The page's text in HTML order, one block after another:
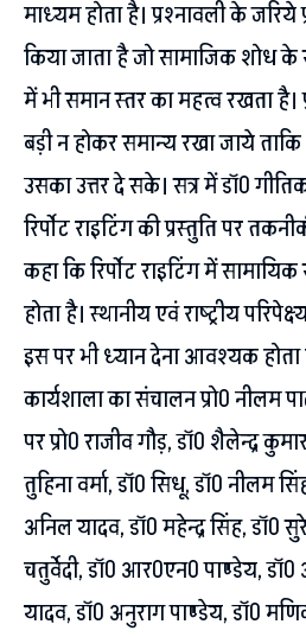
माध्यम होता है। प्रश्नावली के जरिये
किया जाता है जो सामाजिक शोध के
में भी समान स्तर का महत्व रखता है।
बड़ी न होकर समान्य रखा जाये ताकि
उसका उत्तर दे सके। सत्र में डाॅ0
रिर्पोट राइटिंग की प्रस्तुति पर
कहा कि रिर्पोट राइटिंग में
होता है। स्थानीय एवं राष्ट्रीय
इस पर भी ध्यान देना आवश्यक होता
कार्यशाला का संचालन प्रो0 नीलम
पर प्रो0 राजीव गौड़, डाॅ0 शैलेन्द्र
तुहिना वर्मा, डाॅ0 सिधू, डाॅ0 नीलम
अनिल यादव, डाॅ0 महेन्द्र सिंह, डाॅ0
चतुर्वेदी, डाॅ0 आर0एन0 पाण्डेय, डाॅ0
यादव, डाॅ0 अनुराग पाण्डेय, डाॅ0